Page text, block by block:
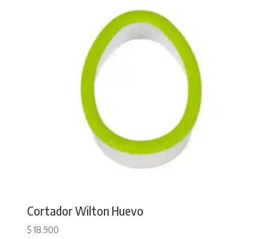
Cortador Wilton Huevo
$18.900